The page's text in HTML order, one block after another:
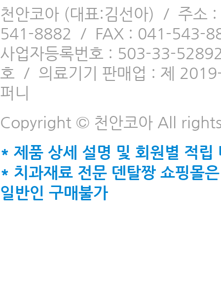
천안코아 (대표:김선아) / 주소
541-8882 / FAX : 041-543-
사업자등록번호 : 503-33-
호 / 의료기기 판매업 : 제
퍼니
Copyright © 천안코아 All
* 제품 상세 설명 및 회원별 적
* 치과재료 전문 덴탈짱 쇼핑몰
일반인 구매불가